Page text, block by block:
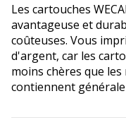
Les cartouches
avantageuse et
coûteuses. Vous
d'argent, car les
moins chères que
contiennent